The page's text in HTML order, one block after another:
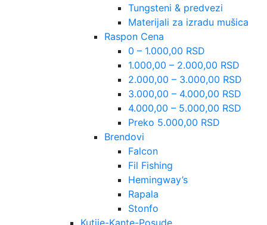
Tungsteni & predvezi
Materijali za izradu mušica
Raspon Cena
0 – 1.000,00 RSD
1.000,00 – 2.000,00 RSD
2.000,00 – 3.000,00 RSD
3.000,00 – 4.000,00 RSD
4.000,00 – 5.000,00 RSD
Preko 5.000,00 RSD
Brendovi
Falcon
Fil Fishing
Hemingway’s
Rapala
Stonfo
Kutije-Kante-Posude